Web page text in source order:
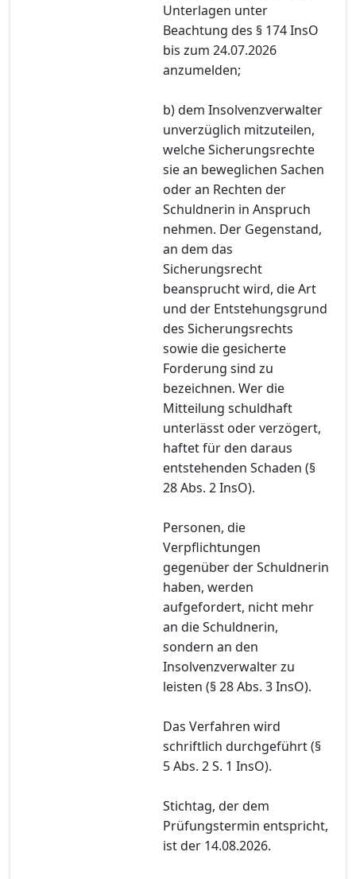
Unterlagen unter
Beachtung des § 174 InsO
bis zum 24.07.2026
anzumelden;
b) dem Insolvenzverwalter
unverzüglich mitzuteilen,
welche Sicherungsrechte
sie an beweglichen Sachen
oder an Rechten der
Schuldnerin in Anspruch
nehmen. Der Gegenstand,
an dem das
Sicherungsrecht
beansprucht wird, die Art
und der Entstehungsgrund
des Sicherungsrechts
sowie die gesicherte
Forderung sind zu
bezeichnen. Wer die
Mitteilung schuldhaft
unterlässt oder verzögert,
haftet für den daraus
entstehenden Schaden (§
28 Abs. 2 InsO).
Personen, die
Verpflichtungen
gegenüber der Schuldnerin
haben, werden
aufgefordert, nicht mehr
an die Schuldnerin,
sondern an den
Insolvenzverwalter zu
leisten (§ 28 Abs. 3 InsO).
Das Verfahren wird
schriftlich durchgeführt (§
5 Abs. 2 S. 1 InsO).
Stichtag, der dem
Prüfungstermin entspricht,
ist der 14.08.2026.